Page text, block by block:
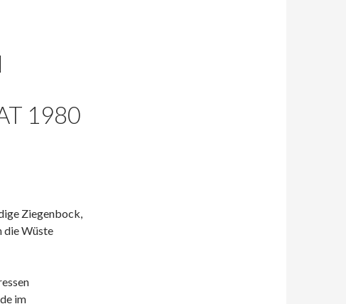
1980
Ziegenbock,
die Wüste
im